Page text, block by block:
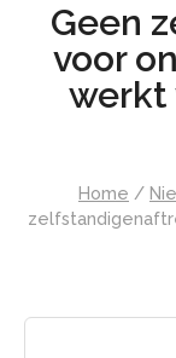
Geen
voor
werkt
Home /